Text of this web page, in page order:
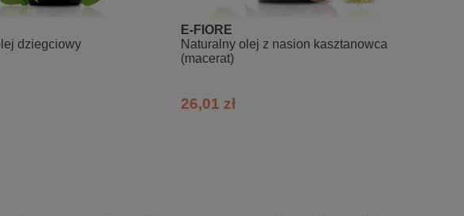
dziegciowy
E-FIORE
Naturalny olej z nasion kasztanowca
(macerat)
26,01 zł